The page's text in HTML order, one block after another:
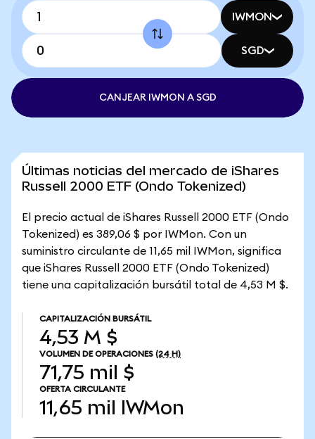
IWMON
SGD
CANJEAR IWMON A SGD
Últimas noticias del mercado de iShares
Russell 2000 ETF (Ondo Tokenized)
El precio actual de iShares Russell 2000 ETF (Ondo
Tokenized) es 389,06 $ por IWMon. Con un
suministro circulante de 11,65 mil IWMon, significa
que iShares Russell 2000 ETF (Ondo Tokenized)
tiene una capitalización bursátil total de 4,53 M $.
CAPITALIZACIÓN BURSÁTIL
4,53 M $
VOLUMEN DE OPERACIONES (24 H)
71,75 mil $
OFERTA CIRCULANTE
11,65 mil IWMon